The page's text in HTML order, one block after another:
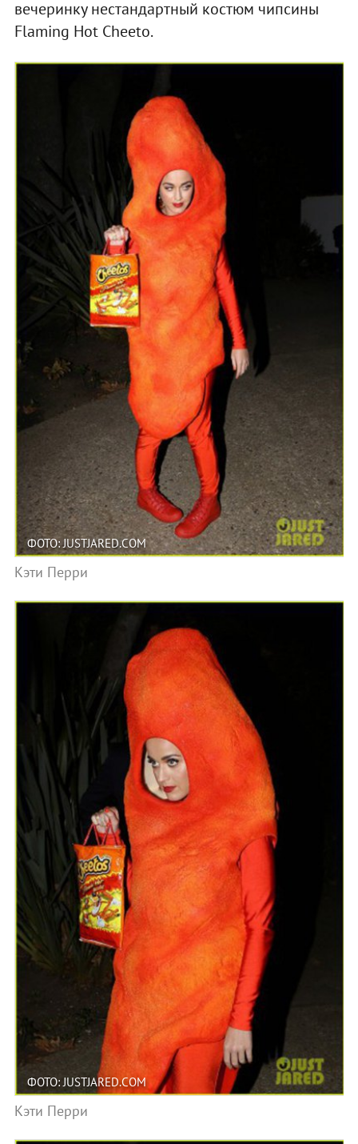
вечеринку нестандартный костюм чипсины
Flaming Hot Cheeto.
ФОТО: JUSTJARED.COM
Кэти Перри
ФОТО: JUSTJARED.COM
Кэти Перри